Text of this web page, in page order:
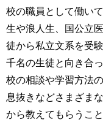
校の職員として働い
生や浪人生、国公立
徒から私立文系を受
千名の生徒と向き合
校の相談や学習方法
息抜きなどさまざま
から教えてもらうこ